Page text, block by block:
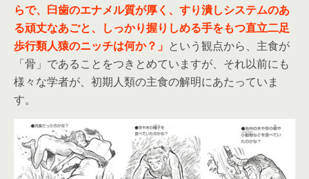
らで、臼歯のエナメル質が厚く、すり潰しシステムのあ
る頑丈なあごと、しっかり握りしめる手をもつ直立二足
歩行類人猿のニッチは何か？」 という観点から、主食が
「骨」であることをつきとめていますが、それ以前にも
様々な学者が、初期人類の主食の解明にあたっていま
す。